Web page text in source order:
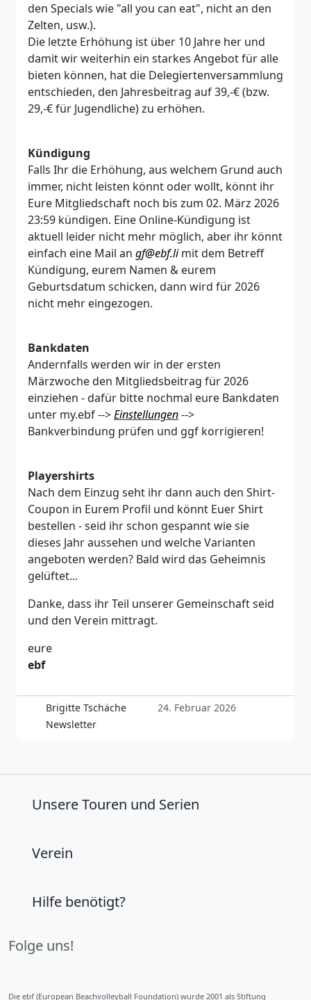
den Specials wie "all you can eat", nicht an den
Zelten, usw.).
Die letzte Erhöhung ist über 10 Jahre her und
damit wir weiterhin ein starkes Angebot für alle
bieten können, hat die Delegiertenversammlung
entschieden, den Jahresbeitrag auf 39,-€ (bzw.
29,-€ für Jugendliche) zu erhöhen.
Kündigung
Falls Ihr die Erhöhung, aus welchem Grund auch
immer, nicht leisten könnt oder wollt, könnt ihr
Eure Mitgliedschaft noch bis zum 02. März 2026
23:59 kündigen. Eine Online-Kündigung ist
aktuell leider nicht mehr möglich, aber ihr könnt
einfach eine Mail an gf@ebf.limit dem Betreff
Kündigung, eurem Namen & eurem
Geburtsdatum schicken, dann wird für 2026
nicht mehr eingezogen.
Bankdaten
Andernfalls werden wir in der ersten
Märzwoche den Mitgliedsbeitrag für 2026
einziehen - dafür bitte nochmal eure Bankdaten
unter my.ebf -->Einstellungen-->
Bankverbindung prüfen und ggf korrigieren!
Playershirts
Nach dem Einzug seht ihr dann auch den Shirt-
Coupon in Eurem Profil und könnt Euer Shirt
bestellen - seid ihr schon gespannt wie sie
dieses Jahr aussehen und welche Varianten
angeboten werden? Bald wird das Geheimnis
gelüftet...
Danke, dass ihr Teil unserer Gemeinschaft seid
und den Verein mittragt.
eure
ebf
Brigitte Tschäche
24. Februar 2026
Newsletter
Unsere Touren und Serien
Verein
Hilfe benötigt?
Folge uns!
Die ebf (European Beachvolleyball Foundation) wurde 2001 als Stiftung